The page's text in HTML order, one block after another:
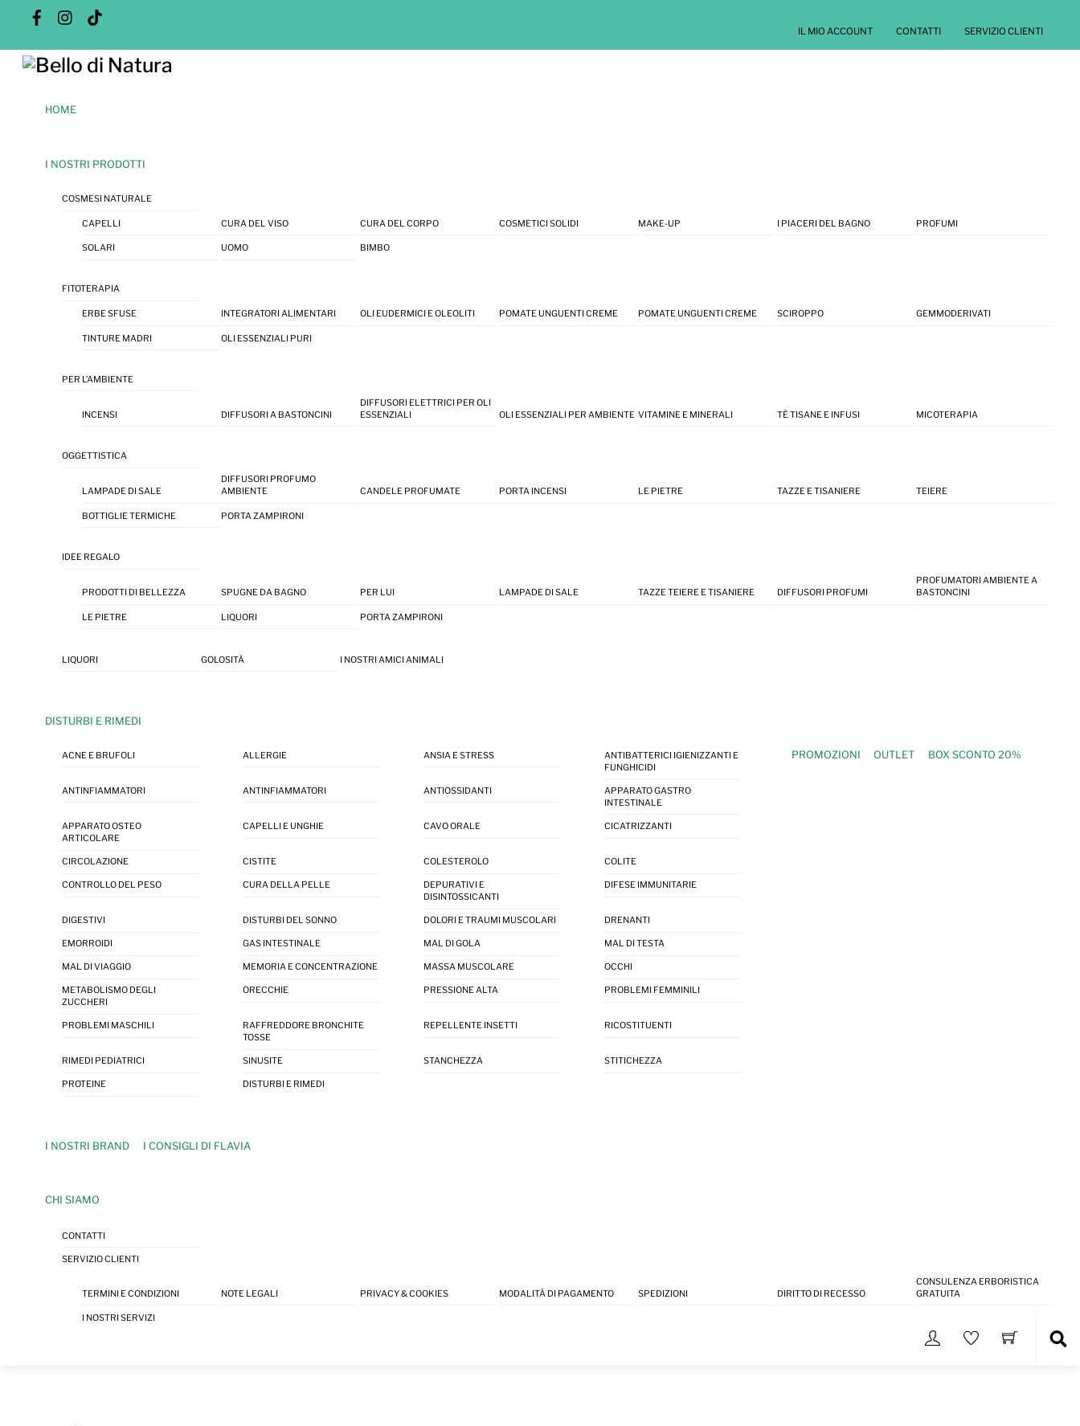
content
FacebookInstagram
IL MIO ACCOUNT CONTATTI SERVIZIO CLIENTI
Menu
HOME
I NOSTRI PRODOTTI
COSMESI NATURALE
CAPELLI CURA DEL VISO CURA DEL CORPO COSMETICI SOLIDI MAKE-UP I PIACERI DEL BAGNO PROFUMI
SOLARI UOMO BIMBO
FITOTERAPIA
ERBE SFUSE INTEGRATORI ALIMENTARI OLI EUDERMICI E OLEOLITI POMATE UNGUENTI CREME POMATE UNGUENTI CREME SCIROPPO GEMMODERIVATI
TINTURE MADRI OLI ESSENZIALI PURI
PER L’AMBIENTE
INCENSI DIFFUSORI A BASTONCINI
DIFFUSORI ELETTRICI PER OLI
ESSENZIALI
OLI ESSENZIALI PER AMBIENTE VITAMINE E MINERALI TÈ TISANE E INFUSI MICOTERAPIA
OGGETTISTICA
LAMPADE DI SALE
DIFFUSORI PROFUMO
AMBIENTE
CANDELE PROFUMATE PORTA INCENSI LE PIETRE TAZZE E TISANIERE TEIERE
BOTTIGLIE TERMICHE PORTA ZAMPIRONI
IDEE REGALO
PRODOTTI DI BELLEZZA SPUGNE DA BAGNO PER LUI LAMPADE DI SALE TAZZE TEIERE E TISANIERE DIFFUSORI PROFUMI
PROFUMATORI AMBIENTE A
BASTONCINI
LE PIETRE LIQUORI PORTA ZAMPIRONI
LIQUORI GOLOSITÀ I NOSTRI AMICI ANIMALI
DISTURBI E RIMEDI
ACNE E BRUFOLI ALLERGIE ANSIA E STRESS
ANTIBATTERICI IGIENIZZANTI E
FUNGHICIDI
ANTINFIAMMATORI ANTINFIAMMATORI ANTIOSSIDANTI
APPARATO GASTRO
INTESTINALE
APPARATO OSTEO
ARTICOLARE
CAPELLI E UNGHIE CAVO ORALE CICATRIZZANTI
CIRCOLAZIONE CISTITE COLESTEROLO COLITE
CONTROLLO DEL PESO CURA DELLA PELLE
DEPURATIVI E
DISINTOSSICANTI
DIFESE IMMUNITARIE
DIGESTIVI DISTURBI DEL SONNO DOLORI E TRAUMI MUSCOLARI DRENANTI
EMORROIDI GAS INTESTINALE MAL DI GOLA MAL DI TESTA
MAL DI VIAGGIO MEMORIA E CONCENTRAZIONE MASSA MUSCOLARE OCCHI
METABOLISMO DEGLI
ZUCCHERI
ORECCHIE PRESSIONE ALTA PROBLEMI FEMMINILI
PROBLEMI MASCHILI
RAFFREDDORE BRONCHITE
TOSSE
REPELLENTE INSETTI RICOSTITUENTI
RIMEDI PEDIATRICI SINUSITE STANCHEZZA STITICHEZZA
PROTEINE DISTURBI E RIMEDI
PROMOZIONI OUTLET BOX SCONTO 20%
I NOSTRI BRAND I CONSIGLI DI FLAVIA
CHI SIAMO
CONTATTI
SERVIZIO CLIENTI
TERMINI E CONDIZIONI NOTE LEGALI PRIVACY & COOKIES MODALITÀ DI PAGAMENTO SPEDIZIONI DIRITTO DI RECESSO
CONSULENZA ERBORISTICA
GRATUITA
I NOSTRI SERVIZI